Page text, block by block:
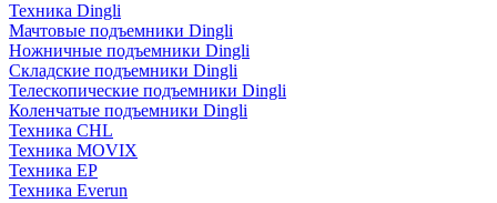
Техника Dingli
Мачтовые подъемники Dingli
Ножничные подъемники Dingli
Складские подъемники Dingli
Телескопические подъемники Dingli
Коленчатые подъемники Dingli
Техника CHL
Техника MOVIX
Техника EP
Техника Everun